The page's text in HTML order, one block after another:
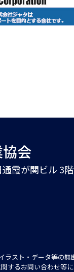
会
霞が関ビル 3階
スト・データ等の無
するお問い合わせ等